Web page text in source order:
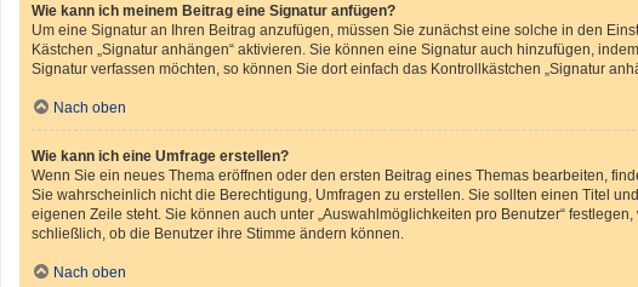
Wie kann ich meinem Beitrag eine Signatur anfügen?
Um eine Signatur an Ihren Beitrag anzufügen, müssen Sie zunächst eine solche in den
Kästchen „Signatur anhängen“ aktivieren. Sie können eine Signatur auch hinzufügen,
Signatur verfassen möchten, so können Sie dort einfach das Kontrollkästchen „Signatur
Nach oben
Wie kann ich eine Umfrage erstellen?
Wenn Sie ein neues Thema eröffnen oder den ersten Beitrag eines Themas bearbeiten,
Sie wahrscheinlich nicht die Berechtigung, Umfragen zu erstellen. Sie sollten einen Titel
eigenen Zeile steht. Sie können auch unter „Auswahlmöglichkeiten pro Benutzer“
schließlich, ob die Benutzer ihre Stimme ändern können.
Nach oben